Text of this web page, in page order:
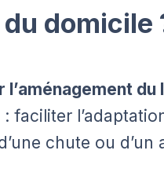
domicile
du
: faciliter
chute ou d’un